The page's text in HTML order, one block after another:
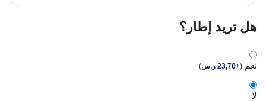
هل تريد إطار؟
نعم (
+
23,70 ر.س)
لا